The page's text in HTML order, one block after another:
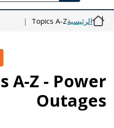
الرئيسيةTopics A-Z
A-Z - Power
Outages